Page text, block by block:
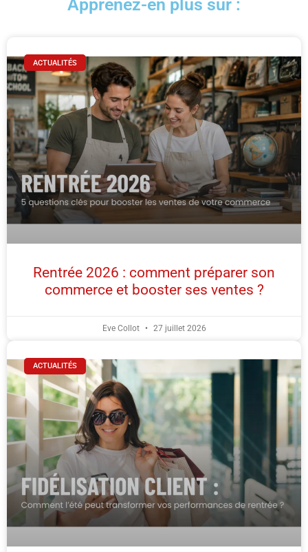
Apprenez-en plus sur :
ACTUALITÉS
Rentrée 2026 : comment préparer son
commerce et booster ses ventes ?
Eve Collot 27 juillet 2026
ACTUALITÉS